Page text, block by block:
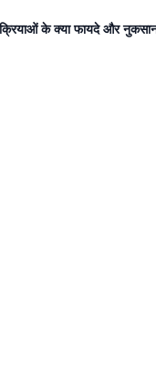
के क्या फायदे और